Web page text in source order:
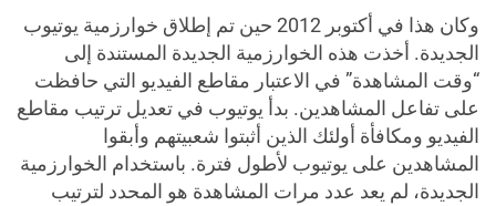
وكان هذا في أكتوبر 2012 حين تم إطلاق خوارزمية يوتيوب
الجديدة. أخذت هذه الخوارزمية الجديدة المستندة إلى
“وقت المشاهدة” في الاعتبار مقاطع الفيديو التي حافظت
على تفاعل المشاهدين. بدأ يوتيوب في تعديل ترتيب مقاطع
الفيديو ومكافأة أولئك الذين أثبتوا شعبيتهم وأبقوا
المشاهدين على يوتيوب لأطول فترة. باستخدام الخوارزمية
الجديدة، لم يعد عدد مرات المشاهدة هو المحدد لترتيب